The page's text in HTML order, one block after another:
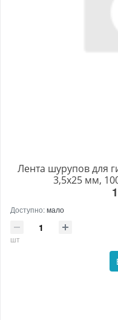
Лента шурупов для
3,5х25 мм,
Доступно:мало
шт